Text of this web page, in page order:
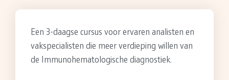
Een 3-daagse cursus voor ervaren analisten en
vakspecialisten die meer verdieping willen van
de Immunohematologische diagnostiek.